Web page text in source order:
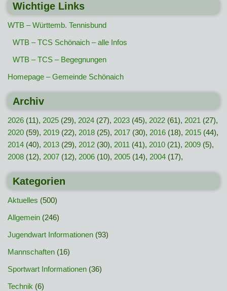
Wichtige Links
WTB – Württemb. Tennisbund
WTB – TCS Schönaich – alle Infos
WTB – TCS – Begegnungen
Homepage – Gemeinde Schönaich
Archiv
2026 (11), 2025 (29), 2024 (27), 2023 (45), 2022 (61), 2021 (27),
2020 (59), 2019 (22), 2018 (25), 2017 (30), 2016 (18), 2015 (44),
2014 (40), 2013 (29), 2012 (30), 2011 (41), 2010 (21), 2009 (5),
2008 (12), 2007 (12), 2006 (10), 2005 (14), 2004 (17),
Kategorien
Aktuelles (500)
Allgemein (246)
Jugendwart Informationen (93)
Mannschaften (16)
Sportwart Informationen (36)
Technik (6)